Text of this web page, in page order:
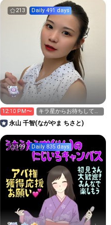
213 Daily 491 days
12:10 PM〜
キラ星からお待ちしてま
す💖 13時15分まで！
永山 千智(ながやま ちさと)
199 Daily 835 days